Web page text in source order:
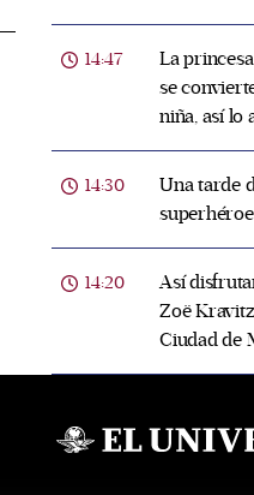
14:47
La
se
niña, así lo
14:30
Una tarde
14:20
Así
Zoë
Ciudad de